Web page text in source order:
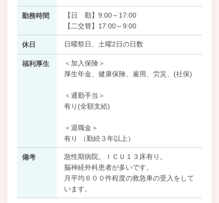
勤務時間
【日 勤】9:00～17:00
【二交替】17:00～9:00
休日 日曜祭日、土曜2日の日数
福利厚生
＜加入保険＞
厚生年金、健康保険、雇用、労災、(社保)
＜通勤手当＞
有り(全額支給)
＜退職金＞
有り （勤続３年以上）
備考
急性期病院。ＩＣＵ１３床有り。
脳神経外科患者が多いです。
月平均６００件程度の救急車の受入をして
います。